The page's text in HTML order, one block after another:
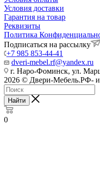
Условия доставки
Гарантия на товар
Реквизиты
Политика
Подписаться на рассылку
+7 985 853-44-41
dveri-mebel.rf@yandex.ru
г. Наро-Фоминск, ул.
2026 © Двери-Мебель.РФ-
Найти
0